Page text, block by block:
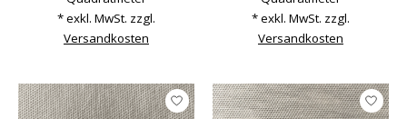
* exkl. MwSt. zzgl.
Versandkosten
* exkl. MwSt. zzgl.
Versandkosten